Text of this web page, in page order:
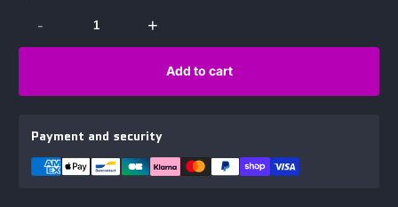
- +
Add to cart
Payment and security